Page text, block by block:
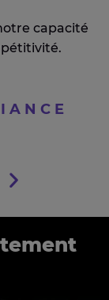
capacité